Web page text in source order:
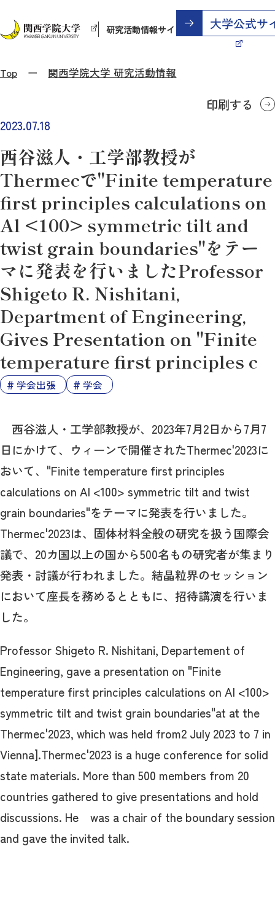
研究活動情報サイト
Top 関西学院大学 研究活動情報
印刷する
2023.07.18
西谷滋人・工学部教授が
Thermecで"Finite temperature
first principles calculations on
Al <100> symmetric tilt and
twist grain boundaries"をテー
マに発表を行いましたProfessor
Shigeto R. Nishitani,
Department of Engineering,
Gives Presentation on "Finite
temperature first principles c
学会出張 学会
西谷滋人・工学部教授が、2023年7月2日から7月7
日にかけて、ウィーンで開催されたThermec'2023に
おいて、"Finite temperature first principles
calculations on Al <100> symmetric tilt and twist
grain boundaries"をテーマに発表を行いました。
Thermec'2023は、固体材料全般の研究を扱う国際会
議で、20カ国以上の国から500名もの研究者が集まり
発表・討議が行われました。結晶粒界のセッション
において座長を務めるとともに、招待講演を行いま
した。
Professor Shigeto R. Nishitani, Departement of
Engineering, gave a presentation on "Finite
temperature first principles calculations on Al <100>
symmetric tilt and twist grain boundaries"at at the
Thermec'2023, which was held from2 July 2023 to 7 in
Vienna].Thermec'2023 is a huge conference for solid
state materials. More than 500 members from 20
countries gathered to give presentations and hold
discussions. He was a chair of the boundary session
and gave the invited talk.